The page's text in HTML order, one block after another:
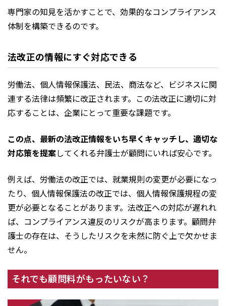
専門家の知見を活かすことで、効果的なコンプライアンス
体制を構築できるのです。
法改正の情報にすぐ対応できる
労働法、個人情報保護法、民法、商法など、ビジネスに関
連する法律は頻繁に改正されます。この法改正に適切に対
応することは、企業にとって重要な課題です。
この点、最新の法改正情報をいち早くキャッチし、適切な
対応策を提案してくれる弁護士が顧問にいれば安心です。
例えば、労働法の改正では、就業規則の変更が必要になっ
たり、個人情報保護法の改正では、個人情報保護規程の変
更が必要となることがあります。法改正への対応が遅れれ
ば、コンプライアンス違反のリスクが高まります。顧問弁
護士の存在は、そうしたリスクを未然に防ぐ上で欠かせま
せん。
それでも顧問料がもったいない？